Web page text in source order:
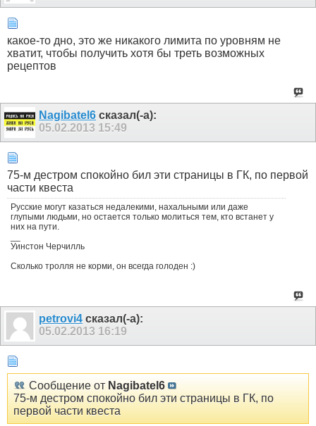
какое-то дно, это же никакого лимита по уровням не
хватит, чтобы получить хотя бы треть возможных
рецептов
Nagibatel6 сказал(-а):
05.02.2013 15:49
75-м дестром спокойно бил эти страницы в ГК, по первой
части квеста
Русские могут казаться недалекими, нахальными или даже
глупыми людьми, но остается только молиться тем, кто встанет у
них на пути.
Уинстон Черчилль
Сколько тролля не корми, он всегда голоден :)
petrovi4 сказал(-а):
05.02.2013 16:19
Сообщение от Nagibatel6
75-м дестром спокойно бил эти страницы в ГК, по
первой части квеста